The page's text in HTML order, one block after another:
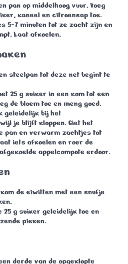
pan op middelhoog vuur. Voeg
kaneel en citroensap toe.
5-7 minuten tot ze zacht zijn en
Laat afkoelen.
steelpan tot deze net begint te
25 g suiker in een kom tot een
de bloem toe en meng goed.
geleidelijk bij het
je blijft kloppen. Giet het
pan en verwarm zachtjes tot
iets afkoelen en roer de
appelcompote erdoor.
de eiwitten met een snufje
25 g suiker geleidelijk toe en
pieken.
derde van de opgeklopte